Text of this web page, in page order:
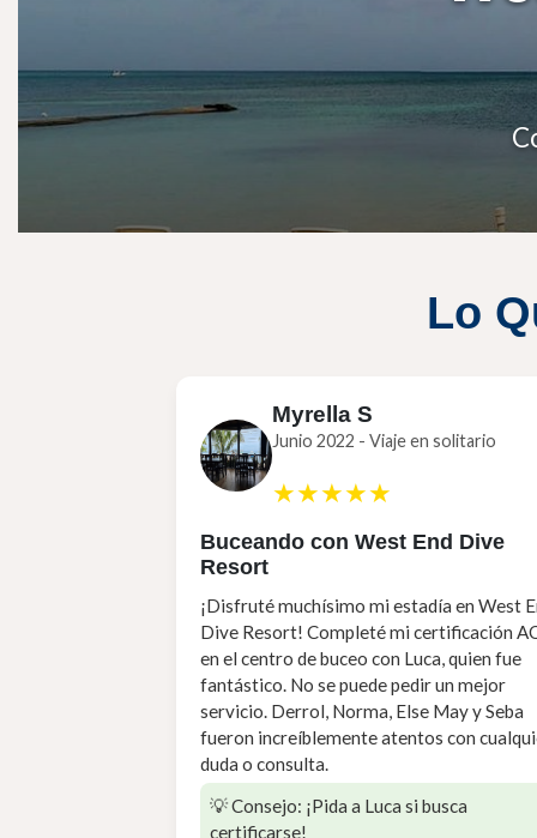
Lo
Myrella S
Junio 2022 - Viaje en solitario
★★★★★
Buceando con West End Dive
Resort
¡Disfruté muchísimo mi estadía en West
Dive Resort! Completé mi certificación
en el centro de buceo con Luca, quien fue
fantástico. No se puede pedir un mejor
servicio. Derrol, Norma, Else May y Seba
fueron increíblemente atentos con
duda o consulta.
💡 Consejo: ¡Pida a Luca si busca
certificarse!